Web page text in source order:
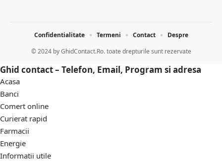
© 2024 byGhidContact.Ro. toate drepturile sunt rezervate
Confidentialitate Termeni Contact Despre
Ghid contact – Telefon, Email, Program si adresa
Acasa
Banci
Comert online
Curierat rapid
Farmacii
Energie
Informatii utile